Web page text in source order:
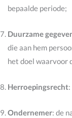
bepaalde periode;
Duurzame
die aan hem
het doel waarvoor
Herroepingsrecht
Ondernemer: de